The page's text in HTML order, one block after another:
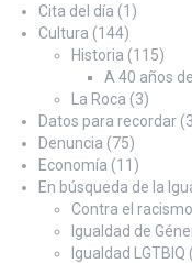
Cita del día (1)
Cultura (144)
Historia (115)
A 40 años
La Roca (3)
Datos para recordar
Denuncia (75)
Economía (11)
En búsqueda de la
Contra el racismo
Igualdad de
Igualdad LGTBIQ